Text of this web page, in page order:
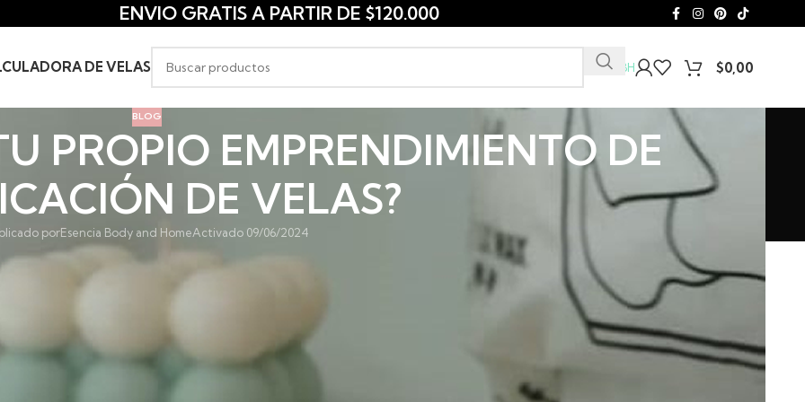
ENVIO GRATIS A PARTIR DE $120.000
DE VELAS Club EBH $0,00
BLOG
PROPIO EMPRENDIMIENTO DE
DE VELAS?
porEsencia Body and HomeActivado 09/06/2024
negocio de fabricación de velas y alcanzar el éxito en este mercado creativo!